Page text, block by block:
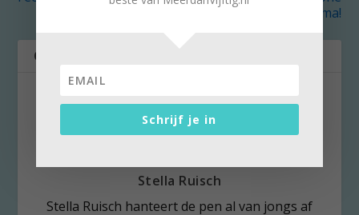
Kleinsma!
OVER DE AUTEUR
Stella Ruisch
Stella Ruisch hanteert de pen al van jongs af
Schrijf je in